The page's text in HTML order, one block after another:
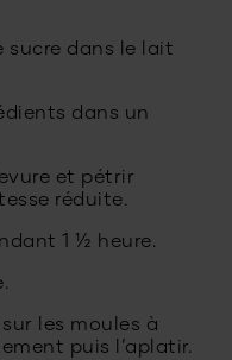
sucre dans le lait
dans un
et pétrir
réduite.
1 ½ heure.
les moules à
puis l’aplatir.